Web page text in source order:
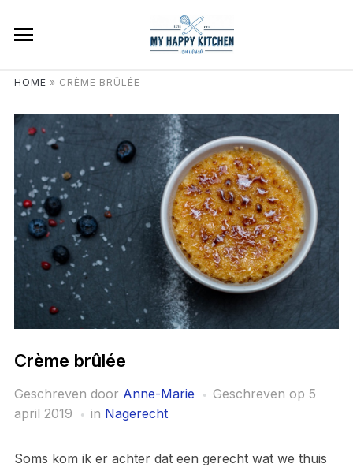
HOME » CRÈME BRÛLÉE
Crème brûlée
Geschreven door Anne-Marie Geschreven op 5
april 2019
in Nagerecht
Soms kom ik er achter dat een gerecht wat we thuis